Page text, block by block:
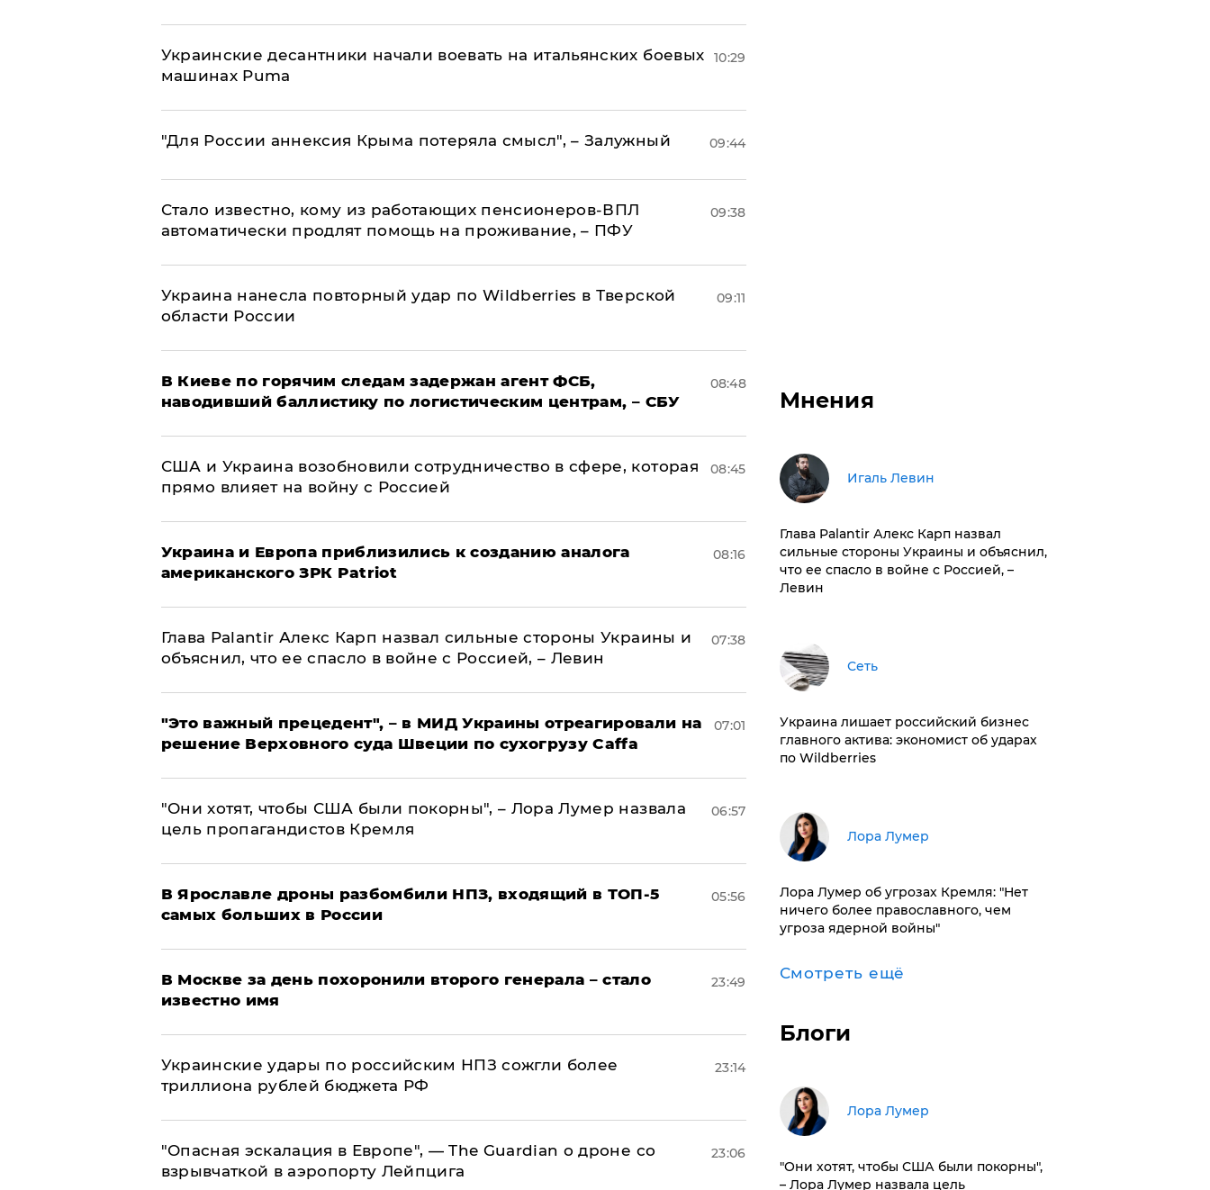
Украинские десантники начали воевать на итальянских боевых
машинах Puma
10:29
"Для России аннексия Крыма потеряла смысл", – Залужный 09:44
Стало известно, кому из работающих пенсионеров-ВПЛ
автоматически продлят помощь на проживание, – ПФУ
09:38
Украина нанесла повторный удар по Wildberries в Тверской
области России
09:11
В Киеве по горячим следам задержан агент ФСБ,
наводивший баллистику по логистическим центрам, – СБУ
08:48
США и Украина возобновили сотрудничество в сфере, которая
прямо влияет на войну с Россией
08:45
Украина и Европа приблизились к созданию аналога
американского ЗРК Patriot
08:16
Глава Palantir Алекс Карп назвал сильные стороны Украины и
объяснил, что ее спасло в войне с Россией, – Левин
07:38
"Это важный прецедент", – в МИД Украины отреагировали на
решение Верховного суда Швеции по сухогрузу Caffa
07:01
"Они хотят, чтобы США были покорны", – Лора Лумер назвала
цель пропагандистов Кремля
06:57
В Ярославле дроны разбомбили НПЗ, входящий в ТОП-5
самых больших в России
05:56
В Москве за день похоронили второго генерала – стало
известно имя
23:49
Украинские удары по российским НПЗ сожгли более
триллиона рублей бюджета РФ
23:14
"Опасная эскалация в Европе", — The Guardian о дроне со
взрывчаткой в аэропорту Лейпцига
23:06
Мнения
Игаль Левин
Глава Palantir Алекс Карп назвал
сильные стороны Украины и объяснил,
что ее спасло в войне с Россией, –
Левин
Сеть
​Украина лишает российский бизнес
главного актива: экономист об ударах
по Wildberries
​Лора Лумер
Лора Лумер об угрозах Кремля: "Нет
ничего более православного, чем
угроза ядерной войны"
Смотреть ещё
Блоги
​Лора Лумер
"Они хотят, чтобы США были покорны",
– Лора Лумер назвала цель